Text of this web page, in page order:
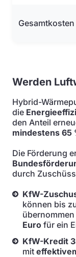
Gesamtkosten
Werden
Hybrid-
die
den Anteil
mindestens 65
Die Förderung
durch
KfW-
können bis
Euro für ein
KfW-Kredit
mit